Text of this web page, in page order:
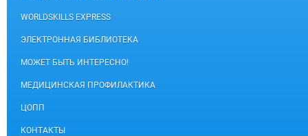
WORLDSKILLS EXPRESS
ЭЛЕКТРОННАЯ БИБЛИОТЕКА
МОЖЕТ БЫТЬ ИНТЕРЕСНО!
МЕДИЦИНСКАЯ ПРОФИЛАКТИКА
ЦОПП
КОНТАКТЫ